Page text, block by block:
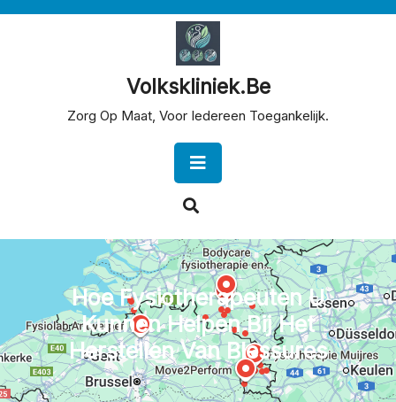
Volkskliniek.be
Zorg Op Maat, Voor Iedereen Toegankelijk.
Button
Hoe Fysiotherapeuten U
Kunnen Helpen Bij Het
Herstellen Van Blessures